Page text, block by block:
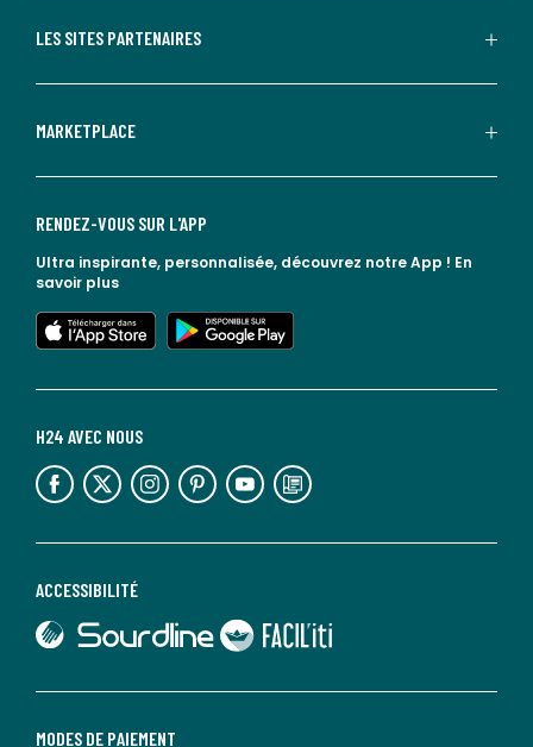
LES SITES PARTENAIRES
MARKETPLACE
MODES DE PAIEMENT
ACCESSIBILITÉ
lien vers Sourdline
lien vers Faciliti
H24 AVEC NOUS
lien vers l'espace réseaux sociaux lien vers l'espace réseaux sociaux lien vers l'espace réseaux sociaux lien vers l'espace réseaux sociaux lien vers l'espace réseaux sociaux lien vers le blog la redoute
RENDEZ-VOUS SUR L'APP
Ultra inspirante, personnalisée, découvrez notre App ! En
savoir plus
lien vers l'app store
lien vers google play